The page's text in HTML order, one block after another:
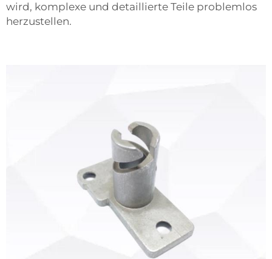
wird, komplexe und detaillierte Teile problemlos
herzustellen.